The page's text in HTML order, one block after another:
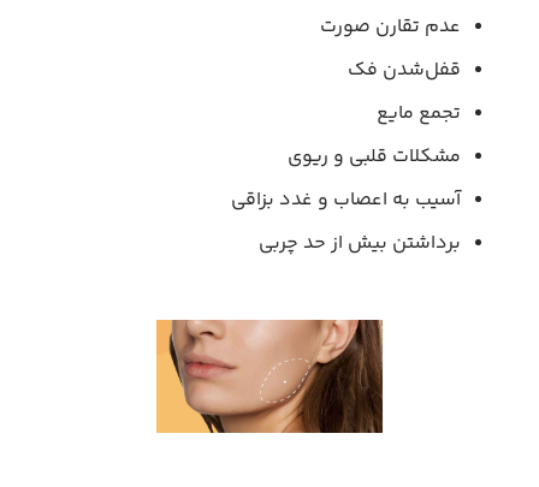
عدم تقارن صورت
قفل‌شدن فک
تجمع مایع
مشکلات قلبی و ریوی
آسیب به اعصاب و غدد بزاقی
برداشتن بیش از حد چربی